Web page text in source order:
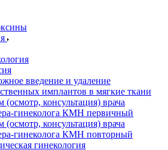
введение и удаление
имплантов в мягкие ткани
(осмотр, консультация) врача
гинеколога КМН первичный
(осмотр, консультация) врача
гинеколога КМН повторный
гинекология